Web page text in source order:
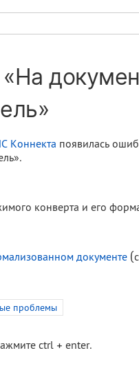
Коннекта появилась
конверта и его
документе
проблемы
ctrl + enter.